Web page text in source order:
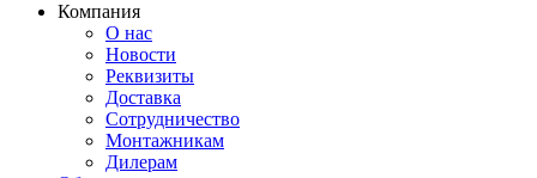
Компания
О нас
Новости
Реквизиты
Доставка
Сотрудничество
Монтажникам
Дилерам